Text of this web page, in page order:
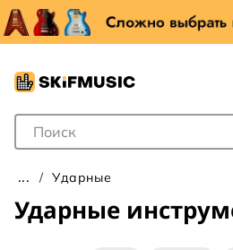
Поле для Поиска
Ударные
Ударные